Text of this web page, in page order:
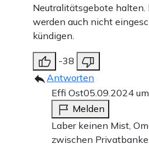
Neutralitätsgebote halten.
werden auch nicht
kündigen.
-38
Antworten
Effi Ost05.09.2024
Melden
Laber keinen Mist,
zwischen